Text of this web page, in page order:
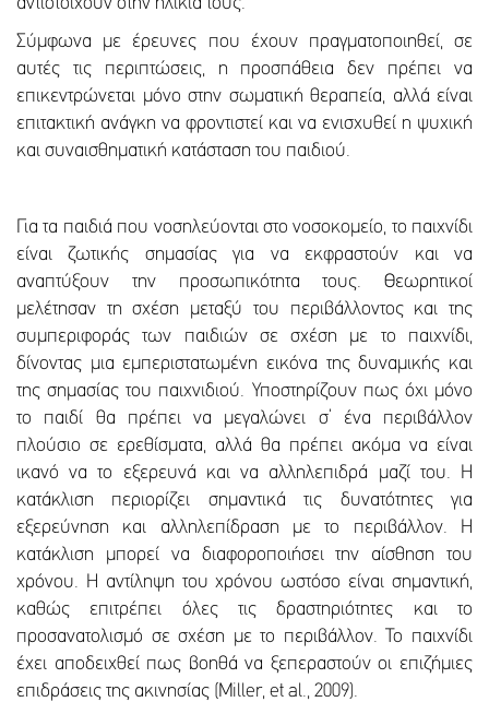
Σύμφωνα με έρευνες που έχουν πραγματοποιηθεί, σε
αυτές τις περιπτώσεις, η προσπάθεια δεν πρέπει να
επικεντρώνεται μόνο στην σωματική θεραπεία, αλλά είναι
επιτακτική ανάγκη να φροντιστεί και να ενισχυθεί η ψυχική
και συναισθηματική κατάσταση του παιδιού.
Για τα παιδιά που νοσηλεύονται στο νοσοκομείο, το παιχνίδι
είναι ζωτικής σημασίας για να εκφραστούν και να
αναπτύξουν την προσωπικότητα τους. Θεωρητικοί
μελέτησαν τη σχέση μεταξύ του περιβάλλοντος και της
συμπεριφοράς των παιδιών σε σχέση με το παιχνίδι,
δίνοντας μια εμπεριστατωμένη εικόνα της δυναμικής και
της σημασίας του παιχνιδιού. Υποστηρίζουν πως όχι μόνο
το παιδί θα πρέπει να μεγαλώνει σ’ ένα περιβάλλον
πλούσιο σε ερεθίσματα, αλλά θα πρέπει ακόμα να είναι
ικανό να το εξερευνά και να αλληλεπιδρά μαζί του. Η
κατάκλιση περιορίζει σημαντικά τις δυνατότητες για
εξερεύνηση και αλληλεπίδραση με το περιβάλλον. Η
κατάκλιση μπορεί να διαφοροποιήσει την αίσθηση του
χρόνου. Η αντίληψη του χρόνου ωστόσο είναι σημαντική,
καθώς επιτρέπει όλες τις δραστηριότητες και το
προσανατολισμό σε σχέση με το περιβάλλον. Το παιχνίδι
έχει αποδειχθεί πως βοηθά να ξεπεραστούν οι επιζήμιες
επιδράσεις της ακινησίας (Miller, et al., 2009).